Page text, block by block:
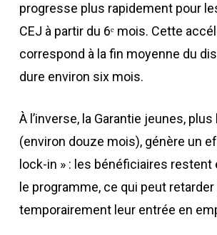
progresse plus rapidement pour
CEJ à partir du 6ᵉ mois. Cette
correspond à la fin moyenne du
dure environ six mois.
À l’inverse, la Garantie jeunes, plus
(environ douze mois), génère un
lock-in » : les bénéficiaires restent
le programme, ce qui peut retarder
temporairement leur entrée en